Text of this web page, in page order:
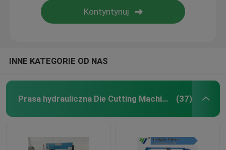
INNE KATEGORIE OD NAS
Prasa hydrauliczna Die Cutting Machine (37)